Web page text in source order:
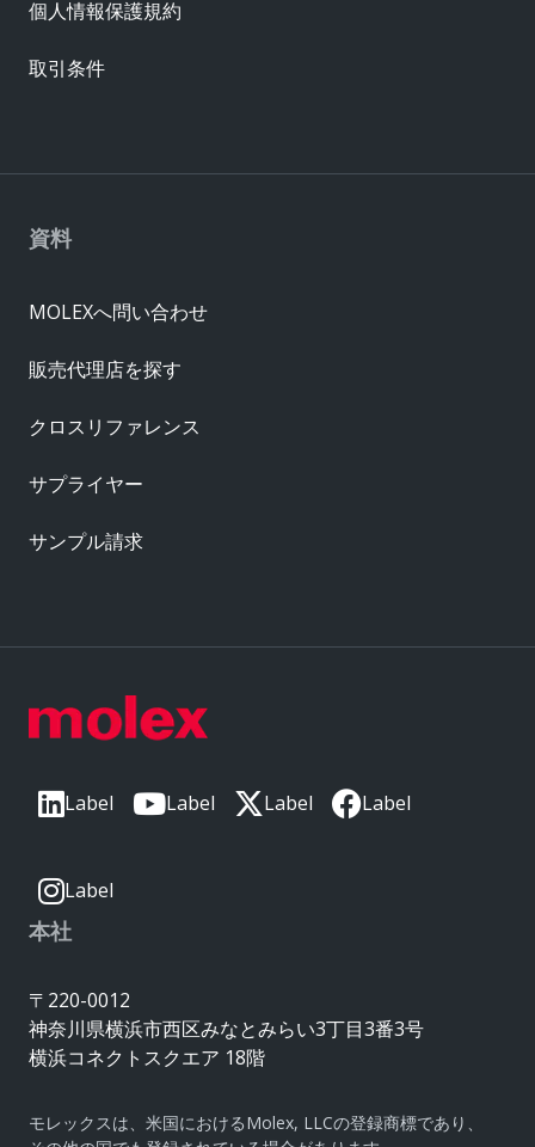
Label Label Label Label
Label
本社
〒220-0012
神奈川県横浜市西区みなとみらい3丁目3番3号
横浜コネクトスクエア 18階
モレックスは、米国におけるMolex, LLCの登録商標であり、
資料
MOLEXへ問い合わせ
販売代理店を探す
クロスリファレンス
サプライヤー
サンプル請求
個人情報保護規約
取引条件